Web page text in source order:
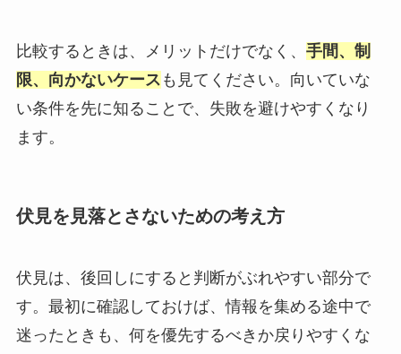
比較するときは、メリットだけでなく、 手間、制
限、向かないケース も見てください。向いていな
い条件を先に知ることで、失敗を避けやすくなり
ます。
伏見を見落とさないための考え方
伏見は、後回しにすると判断がぶれやすい部分で
す。最初に確認しておけば、情報を集める途中で
迷ったときも、何を優先するべきか戻りやすくな